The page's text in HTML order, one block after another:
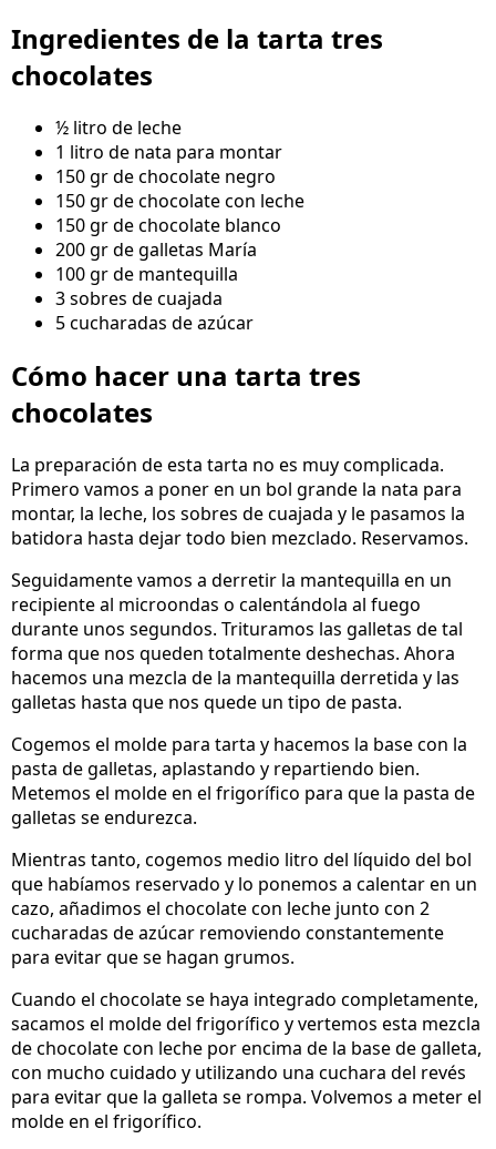
Ingredientes de la tarta tres
chocolates
½ litro de leche
1 litro de nata para montar
150 gr de chocolate negro
150 gr de chocolate con leche
150 gr de chocolate blanco
200 gr de galletas María
100 gr de mantequilla
3 sobres de cuajada
5 cucharadas de azúcar
Cómo hacer una tarta tres
chocolates
La preparación de esta tarta no es muy complicada.
Primero vamos a poner en un bol grande la nata para
montar, la leche, los sobres de cuajada y le pasamos la
batidora hasta dejar todo bien mezclado. Reservamos.
Seguidamente vamos a derretir la mantequilla en un
recipiente al microondas o calentándola al fuego
durante unos segundos. Trituramos las galletas de tal
forma que nos queden totalmente deshechas. Ahora
hacemos una mezcla de la mantequilla derretida y las
galletas hasta que nos quede un tipo de pasta.
Cogemos el molde para tarta y hacemos la base con la
pasta de galletas, aplastando y repartiendo bien.
Metemos el molde en el frigorífico para que la pasta de
galletas se endurezca.
Mientras tanto, cogemos medio litro del líquido del bol
que habíamos reservado y lo ponemos a calentar en un
cazo, añadimos el chocolate con leche junto con 2
cucharadas de azúcar removiendo constantemente
para evitar que se hagan grumos.
Cuando el chocolate se haya integrado completamente,
sacamos el molde del frigorífico y vertemos esta mezcla
de chocolate con leche por encima de la base de galleta,
con mucho cuidado y utilizando una cuchara del revés
para evitar que la galleta se rompa. Volvemos a meter el
molde en el frigorífico.